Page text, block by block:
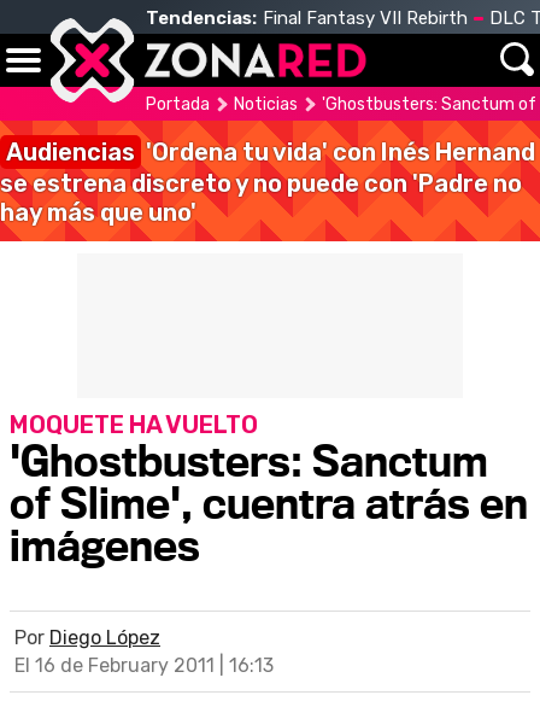
Tendencias: Final Fantasy VII Rebirth DLC
Portada Noticias 'Ghostbusters: Sanctum of
Audiencias 'Ordena tu vida' con Inés Hernand
se estrena discreto y no puede con 'Padre no
hay más que uno'
'Ghostbusters: Sanctum
of Slime', cuentra atrás en
imágenes
MOQUETE HA VUELTO
Por Diego López
El 16 de February 2011 | 16:13